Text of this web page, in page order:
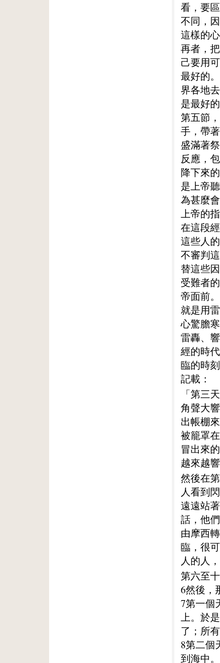
看，要
不同，
這樣的
再者，
己要用
最好的
界各地
是最好
第五節
手，帶
盛滿著
反應，
降下來
是上帝
為甚麼
上帝的
在這段
這些人
不審判
替這些
受難者
帝面前
就是用
心驚膽
雷轟、
經的時
臨的時
記載：
「第三
角聲大
出帳棚
被籠罩
冒出來
越來越
然後在
人看到
遠遠站
話，他
由摩西
臨，很
人的人
第六至
6然後，
7第一個
上。於
了；所
8第二個
到海中